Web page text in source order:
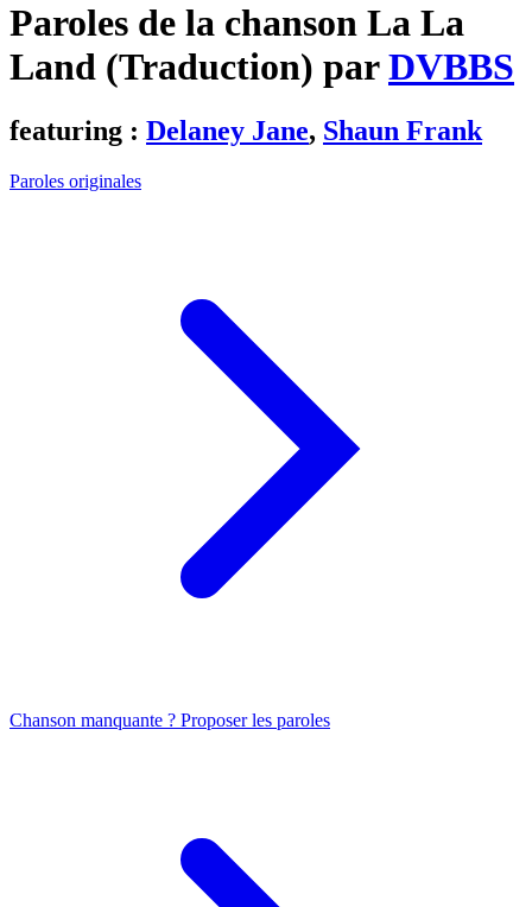
Paroles de la chanson La La
Land (Traduction) parDVBBS
featuring : Delaney Jane, Shaun Frank
Paroles originales
Chanson manquante ? Proposer les paroles